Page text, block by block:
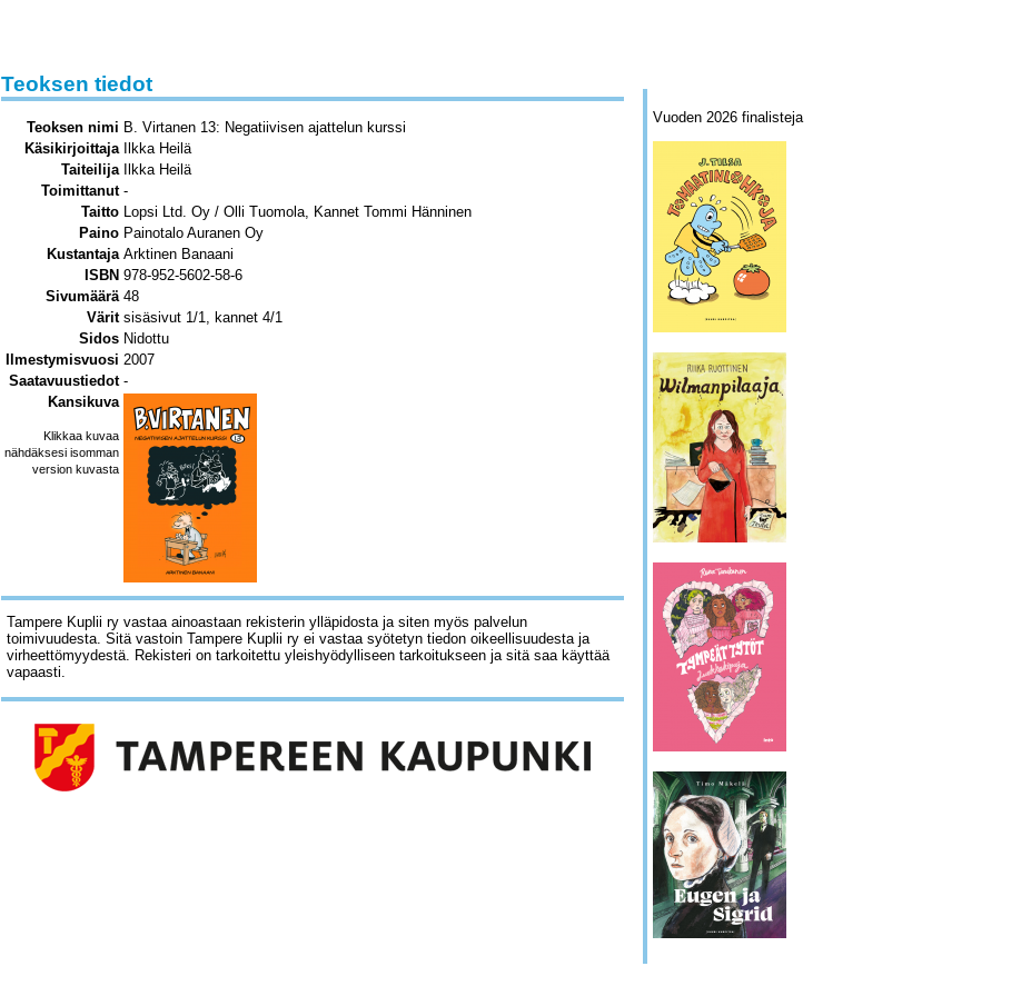
Teoksen tiedot
Teoksen nimi B. Virtanen 13: Negatiivisen ajattelun kurssi
Käsikirjoittaja Ilkka Heilä
Taiteilija Ilkka Heilä
Toimittanut -
Taitto Lopsi Ltd. Oy / Olli Tuomola, Kannet Tommi Hänninen
Paino Painotalo Auranen Oy
Kustantaja Arktinen Banaani
ISBN 978-952-5602-58-6
Sivumäärä 48
Värit sisäsivut 1/1, kannet 4/1
Sidos Nidottu
Ilmestymisvuosi 2007
Saatavuustiedot -
Kansikuva
Klikkaa kuvaa
nähdäksesi isomman
version kuvasta
Tampere Kuplii ry vastaa ainoastaan rekisterin ylläpidosta ja siten myös palvelun
toimivuudesta. Sitä vastoin Tampere Kuplii ry ei vastaa syötetyn tiedon oikeellisuudesta ja
virheettömyydestä. Rekisteri on tarkoitettu yleishyödylliseen tarkoitukseen ja sitä saa käyttää
vapaasti.
Vuoden 2026 finalisteja